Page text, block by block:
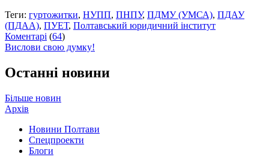
Теги: гуртожитки, НУПП, ПНПУ, ПДМУ (УМСА), ПДАУ
(ПДАА), ПУЕТ, Полтавський юридичний інститут
Коментарі (64)
Вислови свою думку!
Останні новини
Більше новин
Архів
Новини Полтави
Спецпроекти
Блоги